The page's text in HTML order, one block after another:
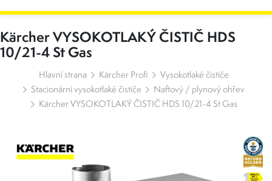
Kärcher VYSOKOTLAKÝ ČISTIČ HDS
10/21-4 St Gas
Hlavní strana Kärcher Profi
Vysokotlaké čističe
Stacionární vysokotlaké čističe
Naftový / plynový ohřev
Kärcher VYSOKOTLAKÝ ČISTIČ HDS 10/21-4 St Gas